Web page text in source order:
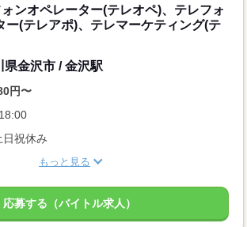
ンオペレーター(テレオペ)、テレフォ
ー(テレアポ)、テレマーケティング(テ
県金沢市 / 金沢駅
円〜
祝休み
もっと見る
応募する（バイトル求人）